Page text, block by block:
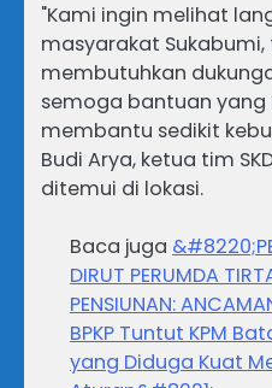
"Kami ingin melihat
masyarakat
membutuhkan
semoga bantuan yang
membantu sedikit
Budi Arya, ketua tim
ditemui di lokasi.
Baca juga
DIRUT PERUMDA
PENSIUNAN:
BPKP Tuntut KPM
yang Diduga Kuat